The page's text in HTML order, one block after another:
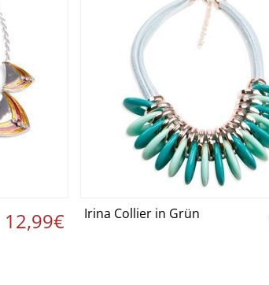
12,99€ Details ansehen ›
Irina Collier in Grün